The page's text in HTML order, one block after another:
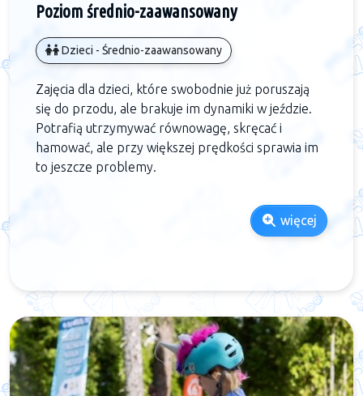
Poziom średnio-zaawansowany
Dzieci - Średnio-zaawansowany
Zajęcia dla dzieci, które swobodnie już poruszają
się do przodu, ale brakuje im dynamiki w jeździe.
Potrafią utrzymywać równowagę, skręcać i
hamować, ale przy większej prędkości sprawia im
to jeszcze problemy.
więcej